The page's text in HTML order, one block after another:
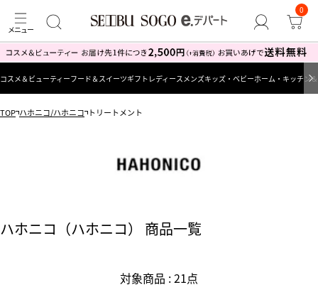
0
コスメ＆ビューティーフード＆スイーツギフト レディース メンズキッズ・ベビーホーム・キッチン
TOP ハホニコ/ハホニコ トリートメント
ハホニコ（ハホニコ） 商品一覧
対象商品 : 21点